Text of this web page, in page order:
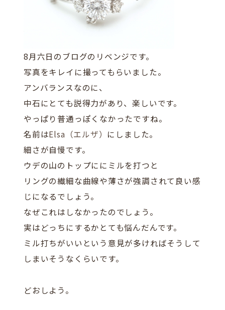
8月六日のブログのリベンジです。
写真をキレイに撮ってもらいました。
アンバランスなのに、
中石にとても説得力があり、楽しいです。
やっぱり普通っぽくなかったですね。
名前はElsa（エルザ） にしました。
細さが自慢です。
ウデの山のトップににミルを打つと
リングの繊細な曲線や薄さが強調されて良い感
じになるでしょう。
なぜこれはしなかったのでしょう。
実はどっちにするかとても悩んだんです。
ミル打ちがいいという意見が多ければそうして
しまいそうなくらいです。
どおしよう。